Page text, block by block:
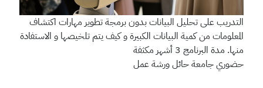
التدريب على تحليل البيانات بدون برمجةتطوير مهارات اكتشاف
المعلومات من كمية البيانات الكبيرة و كيف يتم تلخيصها و الاستفادة
منها. مدة البرنامج 3 أشهر مكثفة
حضوريجامعة حائلورشة عمل